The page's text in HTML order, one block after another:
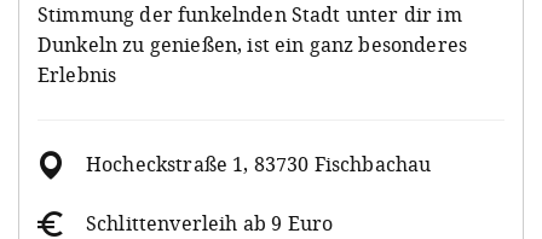
Stimmung der funkelnden Stadt unter dir im
Dunkeln zu genießen, ist ein ganz besonderes
Erlebnis
Hocheckstraße 1, 83730 Fischbachau
Schlittenverleih ab 9 Euro